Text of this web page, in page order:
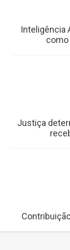
Inteligência
como
Justiça